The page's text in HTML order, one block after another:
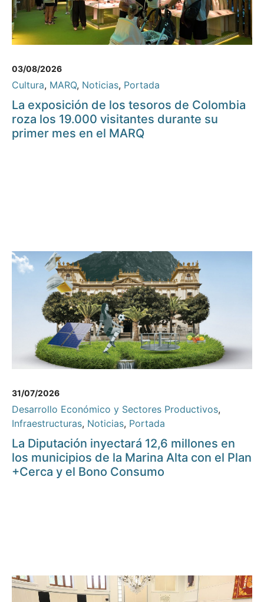
03/08/2026
Cultura, MARQ, Noticias, Portada
La exposición de los tesoros de Colombia
roza los 19.000 visitantes durante su
primer mes en el MARQ
31/07/2026
Desarrollo Económico y Sectores Productivos,
Infraestructuras, Noticias, Portada
La Diputación inyectará 12,6 millones en
los municipios de la Marina Alta con el Plan
+Cerca y el Bono Consumo